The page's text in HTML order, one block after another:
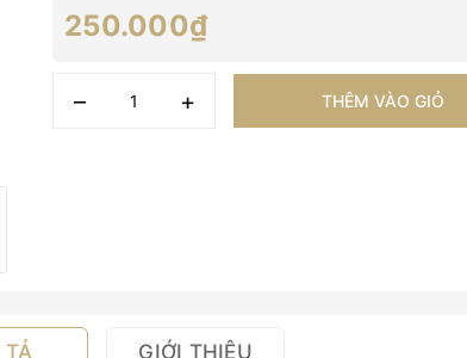
250.000₫
– + THÊM VÀO GIỎ
GIỚI THIỆU